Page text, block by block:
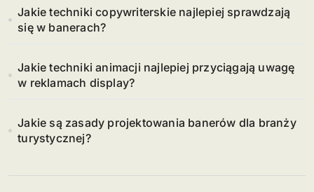
Jakie techniki copywriterskie najlepiej sprawdzają
się w banerach?
Jakie techniki animacji najlepiej przyciągają uwagę
w reklamach display?
Jakie są zasady projektowania banerów dla branży
turystycznej?